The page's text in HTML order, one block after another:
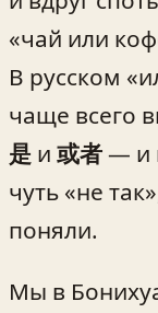
«чай или
В русском
чаще всего
是 и 或者— и
чуть «не
поняли.
Мы в